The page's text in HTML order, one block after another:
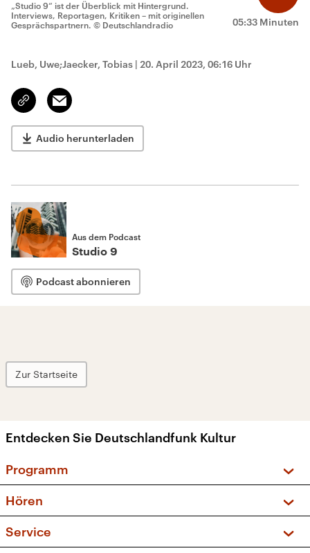
05:33 Minuten
„Studio 9“ ist der Überblick mit Hintergrund.
Interviews, Reportagen, Kritiken – mit originellen
Gesprächspartnern. © Deutschlandradio
Lueb, Uwe;Jaecker, Tobias | 20. April 2023, 06:16 Uhr
Link
kopieren/teilen
Email
Audio herunterladen
Aus dem Podcast
Studio 9
Podcast abonnieren
Zur Startseite
Entdecken Sie Deutschlandfunk Kultur
Programm
Sendungen und Podcasts
Musikliste
Hören
Frequenzen (UKW + DAB+)
Service